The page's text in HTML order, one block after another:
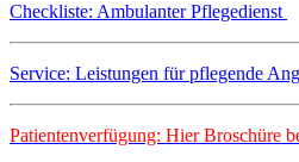
Checkliste: Ambulanter Pflegedienst
Service: Leistungen für pflegende
Patientenverfügung: Hier Broschüre